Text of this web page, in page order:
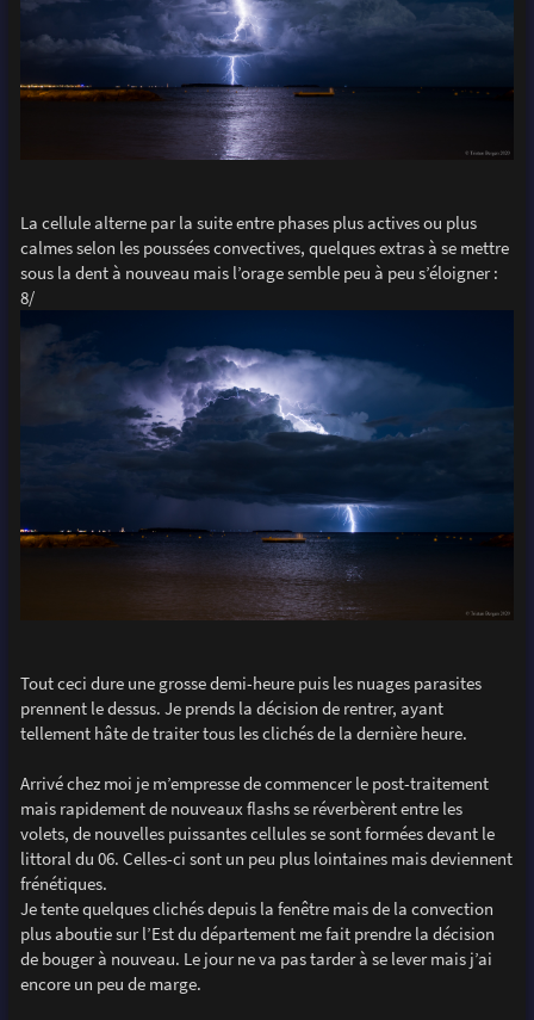
La cellule alterne par la suite entre phases plus actives ou plus
calmes selon les poussées convectives, quelques extras à se mettre
sous la dent à nouveau mais l’orage semble peu à peu s’éloigner :
8/
Tout ceci dure une grosse demi-heure puis les nuages parasites
prennent le dessus. Je prends la décision de rentrer, ayant
tellement hâte de traiter tous les clichés de la dernière heure.
Arrivé chez moi je m’empresse de commencer le post-traitement
mais rapidement de nouveaux flashs se réverbèrent entre les
volets, de nouvelles puissantes cellules se sont formées devant le
littoral du 06. Celles-ci sont un peu plus lointaines mais deviennent
frénétiques.
Je tente quelques clichés depuis la fenêtre mais de la convection
plus aboutie sur l’Est du département me fait prendre la décision
de bouger à nouveau. Le jour ne va pas tarder à se lever mais j’ai
encore un peu de marge.